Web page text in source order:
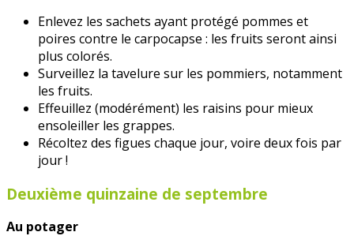
Enlevez les sachets ayant protégé pommes et
poires contre le carpocapse : les fruits seront ainsi
plus colorés.
Surveillez la tavelure sur les pommiers, notamment
les fruits.
Effeuillez (modérément) les raisins pour mieux
ensoleiller les grappes.
Récoltez des figues chaque jour, voire deux fois par
jour !
Deuxième quinzaine de septembre
Au potager